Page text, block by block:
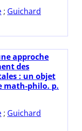
; Guichard
approche
des
: un objet
math-philo. p.
; Guichard